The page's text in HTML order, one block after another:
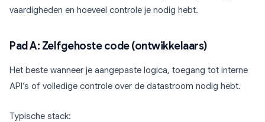
vaardigheden en hoeveel controle je nodig hebt.
Pad A: Zelfgehoste code (ontwikkelaars)
Het beste wanneer je aangepaste logica, toegang tot interne
API’s of volledige controle over de datastroom nodig hebt.
Typische stack: